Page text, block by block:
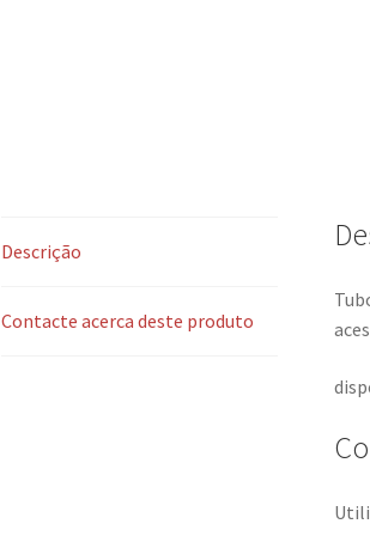
Descrição
Contacte acerca deste produto